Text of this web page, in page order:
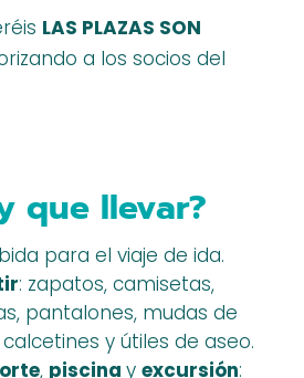
LAS PLAZAS SON
a los socios del
que llevar?
para el viaje de ida.
: zapatos, camisetas,
pantalones, mudas de
y útiles de aseo.
, piscina y excursión: